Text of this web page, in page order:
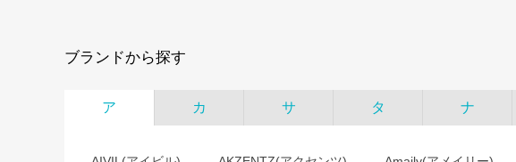
ブランドから探す
ア カ サ タ ナ